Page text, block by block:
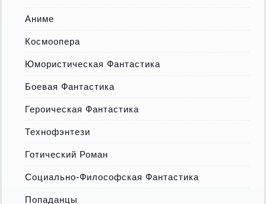
Аниме
Космоопера
Юмористическая Фантастика
Боевая Фантастика
Героическая Фантастика
Технофэнтези
Готический Роман
Социально-Философская Фантастика
Попаданцы